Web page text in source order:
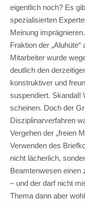
eigentlich noch? Es
spezialisierten
Meinung
Fraktion der
Mitarbeiter wurde
deutlich den
konstruktiver und
suspendiert. Skandal!
scheinen. Doch der
Disziplinarverfahren
Vergehen der „freien
Verwenden des
nicht lächerlich,
Beamtenwesen einen
– und der darf nicht
Thema dann aber